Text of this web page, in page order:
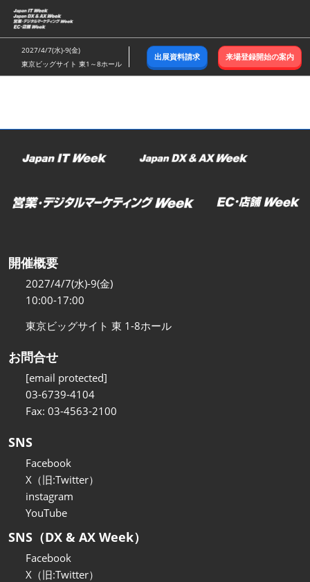
ス
キ
ッ
し
む
2027/4/7(水)-9(金)
東京ビッグサイト 東1～8ホール
出展資料請求 来場登録開始の案内
開催概要
2027/4/7(水)-9(金)
10:00-17:00
東京ビッグサイト 東 1-8ホール
お問合せ
[email protected]
03-6739-4104
Fax: 03-4563-2100
SNS
Facebook
X（旧:Twitter）
instagram
YouTube
SNS（DX & AX Week）
Facebook
X（旧:Twitter）